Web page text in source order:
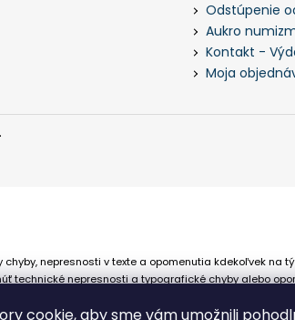
cookie, aby sme vám umožnili
Odstúpenie
Aukro
Kontakt -
Moja
nepresnosti v texte a opomenutia kdekoľvek na
technické nepresnosti a typografické chyby alebo
na nepresné informácie poskytované na